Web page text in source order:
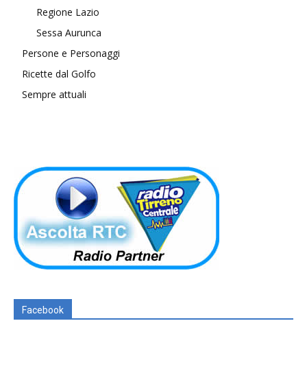
Regione Lazio
Sessa Aurunca
Persone e Personaggi
Ricette dal Golfo
Sempre attuali
Facebook